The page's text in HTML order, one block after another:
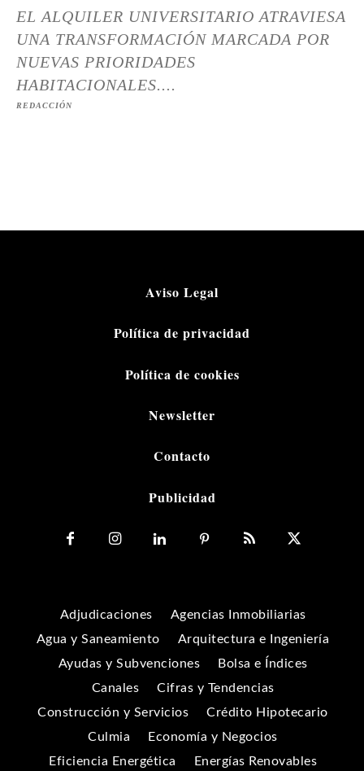
EL ALQUILER UNIVERSITARIO ATRAVIESA
UNA TRANSFORMACIÓN MARCADA POR
NUEVAS PRIORIDADES
HABITACIONALES....
REDACCIÓN
Aviso Legal
Política de privacidad
Política de cookies
Newsletter
Contacto
Publicidad
Adjudicaciones
Agencias Inmobiliarias
Agua y Saneamiento
Arquitectura e Ingeniería
Ayudas y Subvenciones
Bolsa e Índices
Canales
Cifras y Tendencias
Construcción y Servicios
Crédito Hipotecario
Culmia
Economía y Negocios
Eficiencia Energética
Energías Renovables